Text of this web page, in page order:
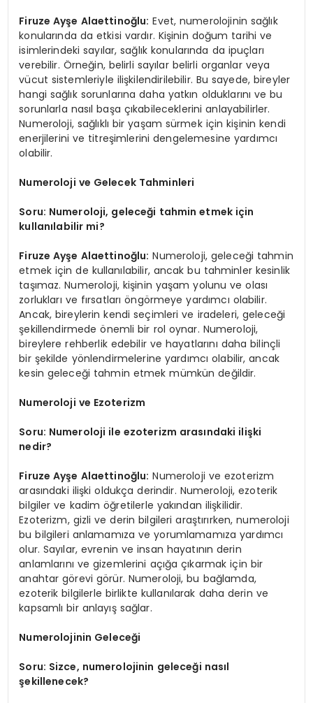
Firuze Ayşe Alaettinoğlu: Evet, numerolojinin sağlık
konularında da etkisi vardır. Kişinin doğum tarihi ve
isimlerindeki sayılar, sağlık konularında da ipuçları
verebilir. Örneğin, belirli sayılar belirli organlar veya
vücut sistemleriyle ilişkilendirilebilir. Bu sayede, bireyler
hangi sağlık sorunlarına daha yatkın olduklarını ve bu
sorunlarla nasıl başa çıkabileceklerini anlayabilirler.
Numeroloji, sağlıklı bir yaşam sürmek için kişinin kendi
enerjilerini ve titreşimlerini dengelemesine yardımcı
olabilir.
Numeroloji ve Gelecek Tahminleri
Soru: Numeroloji, geleceği tahmin etmek için
kullanılabilir mi?
Firuze Ayşe Alaettinoğlu: Numeroloji, geleceği tahmin
etmek için de kullanılabilir, ancak bu tahminler kesinlik
taşımaz. Numeroloji, kişinin yaşam yolunu ve olası
zorlukları ve fırsatları öngörmeye yardımcı olabilir.
Ancak, bireylerin kendi seçimleri ve iradeleri, geleceği
şekillendirmede önemli bir rol oynar. Numeroloji,
bireylere rehberlik edebilir ve hayatlarını daha bilinçli
bir şekilde yönlendirmelerine yardımcı olabilir, ancak
kesin geleceği tahmin etmek mümkün değildir.
Numeroloji ve Ezoterizm
Soru: Numeroloji ile ezoterizm arasındaki ilişki
nedir?
Firuze Ayşe Alaettinoğlu: Numeroloji ve ezoterizm
arasındaki ilişki oldukça derindir. Numeroloji, ezoterik
bilgiler ve kadim öğretilerle yakından ilişkilidir.
Ezoterizm, gizli ve derin bilgileri araştırırken, numeroloji
bu bilgileri anlamamıza ve yorumlamamıza yardımcı
olur. Sayılar, evrenin ve insan hayatının derin
anlamlarını ve gizemlerini açığa çıkarmak için bir
anahtar görevi görür. Numeroloji, bu bağlamda,
ezoterik bilgilerle birlikte kullanılarak daha derin ve
kapsamlı bir anlayış sağlar.
Numerolojinin Geleceği
Soru: Sizce, numerolojinin geleceği nasıl
şekillenecek?